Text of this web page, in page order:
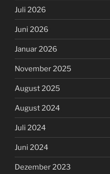
Juli 2026
Juni 2026
Januar 2026
November 2025
August 2025
August 2024
Juli 2024
Juni 2024
Dezember 2023